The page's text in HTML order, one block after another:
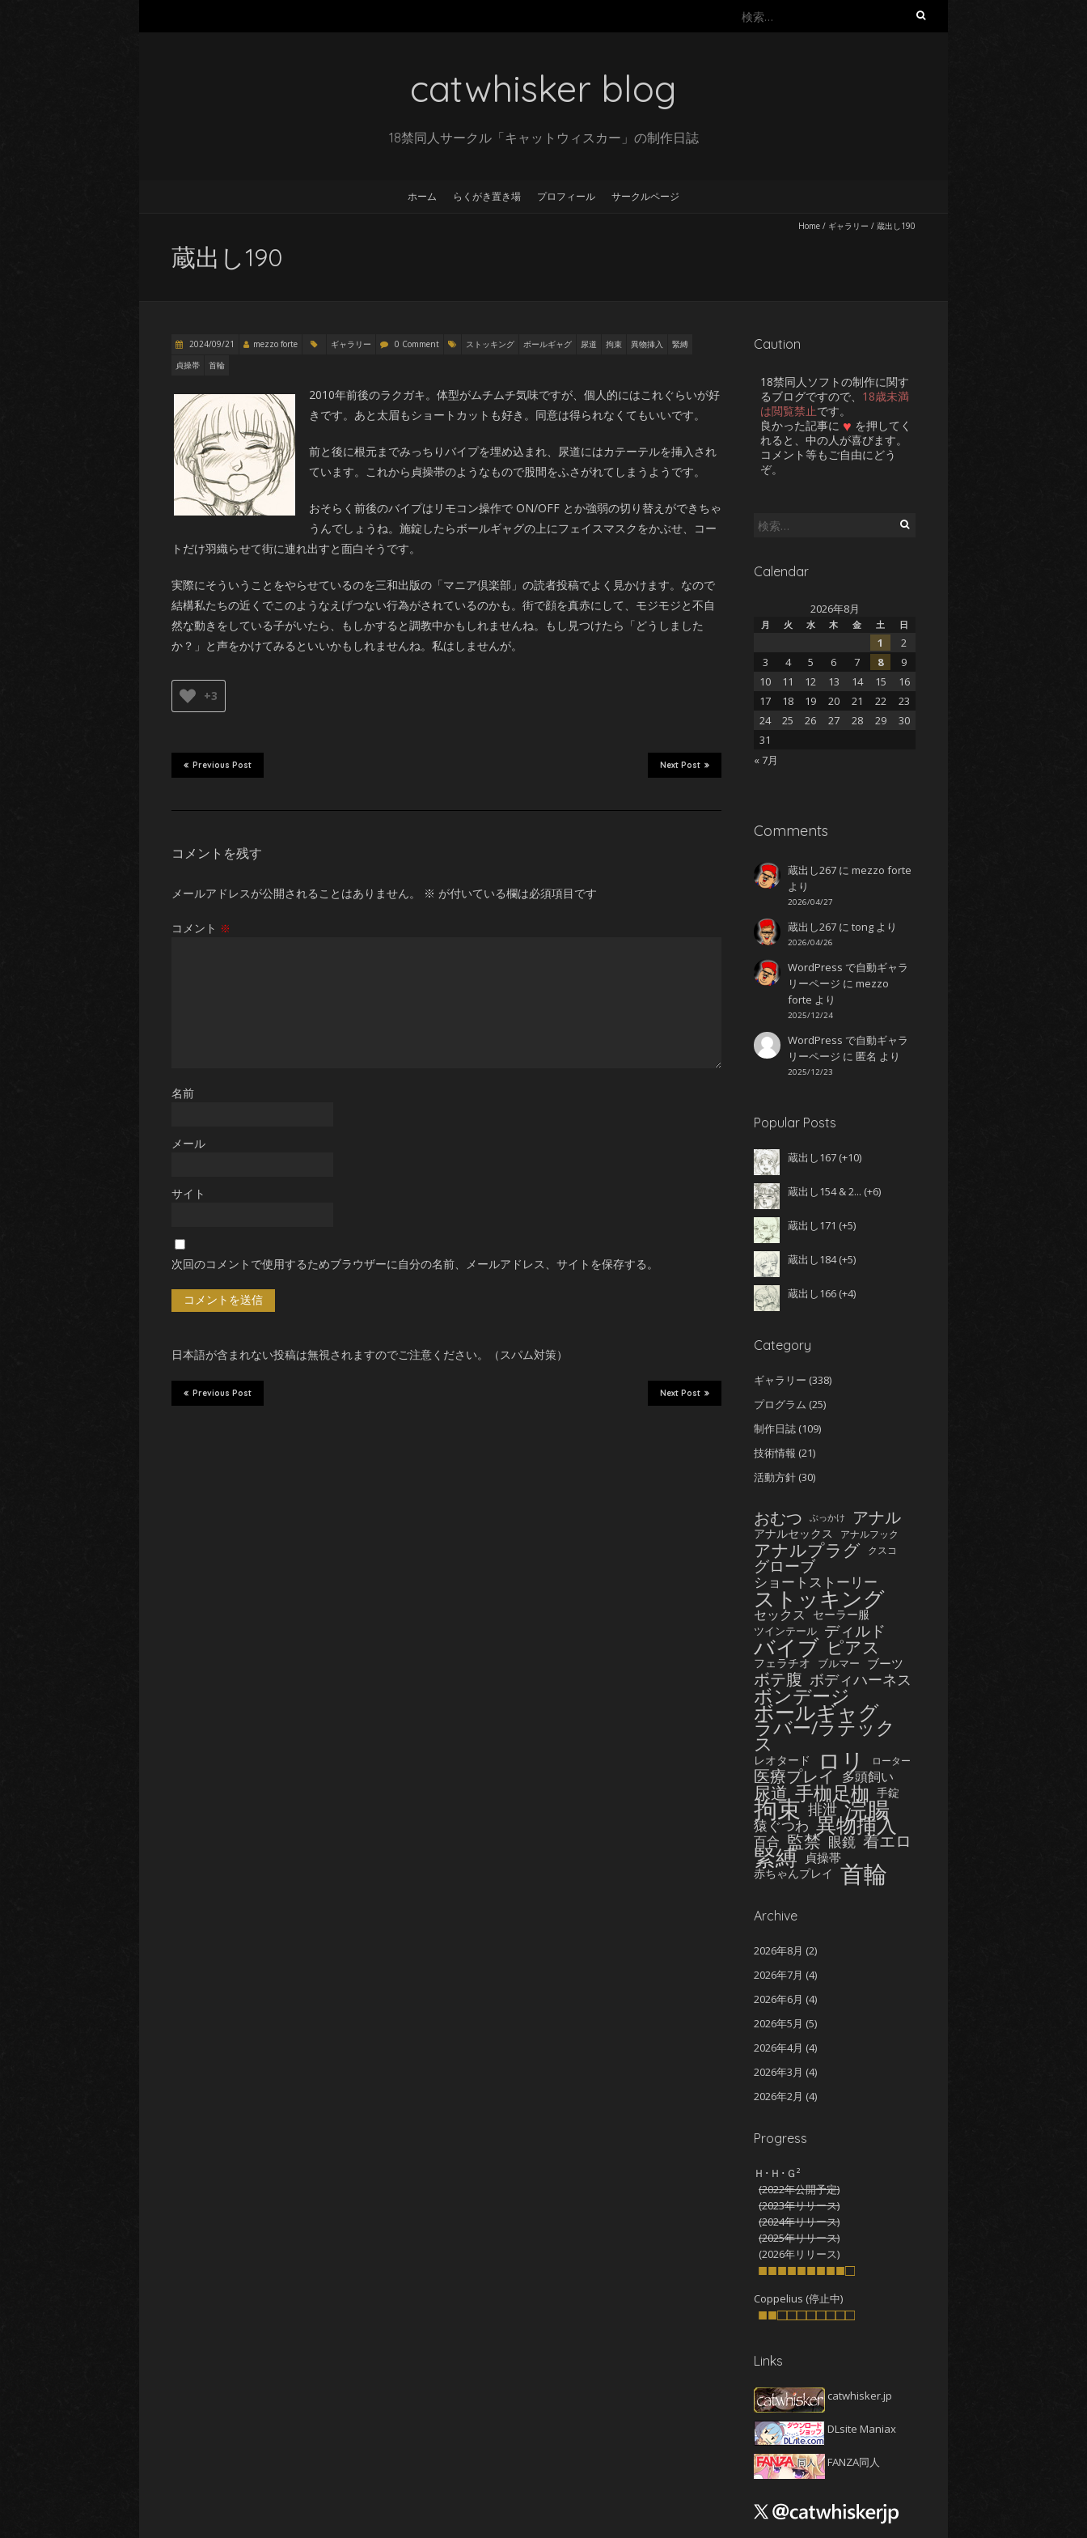
検
catwhisker blog
18禁同人サークル「キャットウィスカー」の制作日誌
ホーム らくがき置き場 プロフィール サークルページ
Home / ギャラリー / 蔵出し190
蔵出し190
2024/09/21 mezzo forte ギャラリー 0 Comment ストッキング ボールギャグ 尿道 拘束 異物挿入
緊縛
貞操帯
首輪
2010年前後のラクガキ。体型がムチムチ気味ですが、個人的にはこれぐらいが好
きです。あと太眉もショートカットも好き。同意は得られなくてもいいです。
前と後に根元までみっちりバイプを埋め込まれ、尿道にはカテーテルを挿入され
ています。これから貞操帯のようなもので股間をふさがれてしまうようです。
おそらく前後のバイプはリモコン操作で ON/OFF とか強弱の切り替えができちゃ
うんでしょうね。施錠したらボールギャグの上にフェイスマスクをかぶせ、コー
トだけ羽織らせて街に連れ出すと面白そうです。
実際にそういうことをやらせているのを三和出版の「マニア倶楽部」の読者投稿でよく見かけます。なので
結構私たちの近くでこのようなえげつない行為がされているのかも。街で顔を真赤にして、モジモジと不自
然な動きをしている子がいたら、もしかすると調教中かもしれませんね。もし見つけたら「どうしました
か？」と声をかけてみるといいかもしれませんね。私はしませんが。
+3
Next Post
Previous Post
コメントを残す
メールアドレスが公開されることはありません。 ※ が付いている欄は必須項目です
コメント ※
名前
メール
サイト
次回のコメントで使用するためブラウザーに自分の名前、メールアドレス、サイトを保存する。
日本語が含まれない投稿は無視されますのでご注意ください。（スパム対策）
Next Post
Previous Post
Caution
18禁同人ソフトの制作に関す
るブログですので、 18歳未満
は閲覧禁止です。
良かった記事に ♥ を押してく
れると、中の人が喜びます。
コメント等もご自由にどう
ぞ。
検
Calendar
2026年8月
月 火 水 木 金 土 日
1
2
3
4 5 6 7 8
9
10
11 12 13 14 15
16
17
18 19 20 21 22
23
24
25 26 27 28 29
30
31
« 7月
Comments
蔵出し267 にmezzo forte
より
2026/04/27
蔵出し267 にtong より
2026/04/26
WordPress で自動ギャラ
リーページ にmezzo
forte より
2025/12/24
WordPress で自動ギャラ
リーページ に匿名 より
2025/12/23
Popular Posts
蔵出し167 +10
蔵出し154 & 2... +6
蔵出し171 +5
蔵出し184 +5
蔵出し166 +4
Category
ギャラリー (338)
プログラム (25)
制作日誌 (109)
技術情報 (21)
活動方針 (30)
おむつ ぶっかけ アナル
アナルセックス アナルフック
アナルプラグ クスコ
グローブ
ショートストーリー
ストッキング
セックス セーラー服
ツインテール ディルド
バイブ ピアス
フェラチオ ブルマー ブーツ
ボテ腹 ボディハーネス
ボンデージ
ボールギャグ
ラバー/ラテック
ス
レオタード ロリ ローター
医療プレイ 多頭飼い
尿道 手枷足枷 手錠
拘束 排泄 浣腸
猿ぐつわ 異物挿入
百合 監禁 眼鏡 着エロ
緊縛 貞操帯
赤ちゃんプレイ 首輪
Archive
2026年8月 (2)
2026年7月 (4)
2026年6月 (4)
2026年5月 (5)
2026年4月 (4)
2026年3月 (4)
2026年2月 (4)
2025年12月
2025年11月
2025年10月(4)
2025年9月 (4)
2025年8月(5)
2025年7月(4)
(4)
2025年5月(5)
2025年3月
2025年2月(4)
2025年1月(5)
2024年12月(5)
2024年11月(5)
2024年9月(4)
Progress
Ｈ･Ｈ･Ｇ²
(2022年公開予定)
(2023年リリース)
(2024年リリース)
(2025年リリース)
(2026年リリース)
■■■■■■■■■□
Coppelius (停止中)
■■□□□□□□□□
Links
catwhisker.jp
DLsite Maniax
FANZA同人